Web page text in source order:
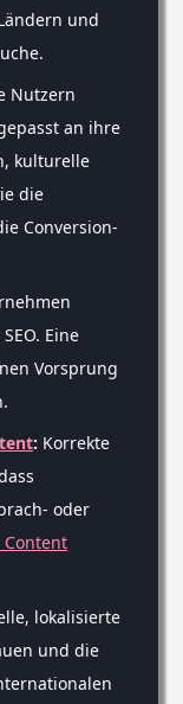
und
Nutzern
an ihre
kulturelle
die
Conversion-
Eine
Vorsprung
: Korrekte
oder
Content
lokalisierte
und die